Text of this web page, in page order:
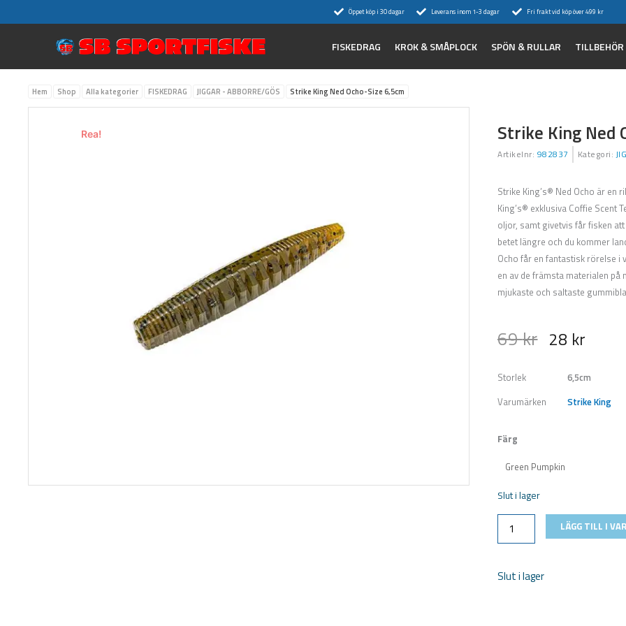
till
Öppet köp i 30 dagar Leverans inom 1-3 dagar Fri frakt vid köp över 499 kr
FISKEDRAG KROK & SMÅPLOCK SPÖN & RULLAR TILLBEHÖR
Hem Shop Alla kategorier FISKEDRAG JIGGAR - ABBORRE/GÖS Strike King Ned Ocho-Size 6,5cm
Rea! Strike King Ned
Artikelnr: 982837 Kategori:
Strike King’s® Ned Ocho är en
King’s® exklusiva Coffie Scent
oljor, samt givetvis får fisken
betet längre och du kommer
Ocho får en fantastisk rörelse i
en av de främsta materialen
mjukaste och saltaste
69kr 28 kr
Storlek
6,5cm
Varumärken
Strike King
Färg
Slut i lager
Strike
Ned
Size
6,5cm
mängd
LÄGG TILL I
Slut i lager